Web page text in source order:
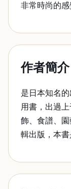
非常時尚的感
作者簡介
是日本知名
用書，出過
飾、食譜、
輯出版，本